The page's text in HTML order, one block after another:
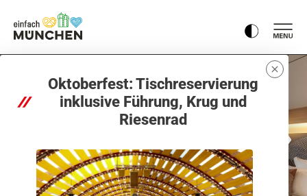
Oktoberfest: Tischreservierung
inklusive Führung, Krug und
Riesenrad